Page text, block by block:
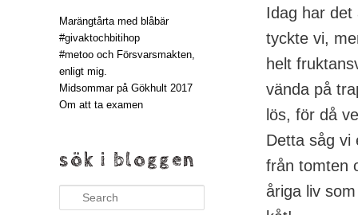
Idag har det
tyckte vi,
helt
vända på
lös, för då
Detta såg vi
från tomten
åriga liv
Marängtårta med blåbär
#givaktochbitihop
#metoo och Försvarsmakten,
enligt mig.
Midsommar på Gökhult 2017
Om att ta examen
sök i bloggen
Search